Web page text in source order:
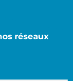
réseaux